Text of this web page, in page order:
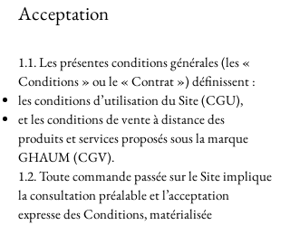
Acceptation
1.1. Les présentes conditions générales (les «
Conditions » ou le « Contrat ») définissent :
les conditions d’utilisation du Site (CGU),
et les conditions de vente à distance des
produits et services proposés sous la marque
GHAUM (CGV).
1.2. Toute commande passée sur le Site implique
la consultation préalable et l’acceptation
expresse des Conditions, matérialisée